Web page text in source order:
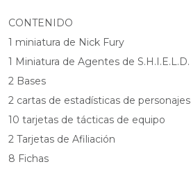
CONTENIDO
1 miniatura de Nick Fury
1 Miniatura de Agentes de S.H.I.E.L.D.
2 Bases
2 cartas de estadísticas de personajes
10 tarjetas de tácticas de equipo
2 Tarjetas de Afiliación
8 Fichas